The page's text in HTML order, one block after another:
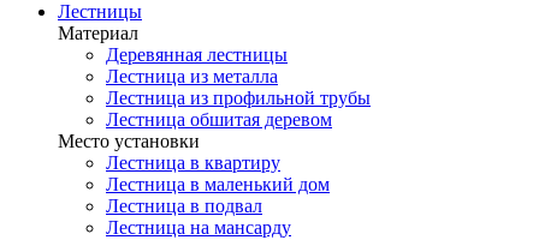
Лестницы
Материал
Деревянная лестницы
Лестница из металла
Лестница из профильной трубы
Лестница обшитая деревом
Место установки
Лестница в квартиру
Лестница в маленький дом
Лестница в подвал
Лестница на мансарду